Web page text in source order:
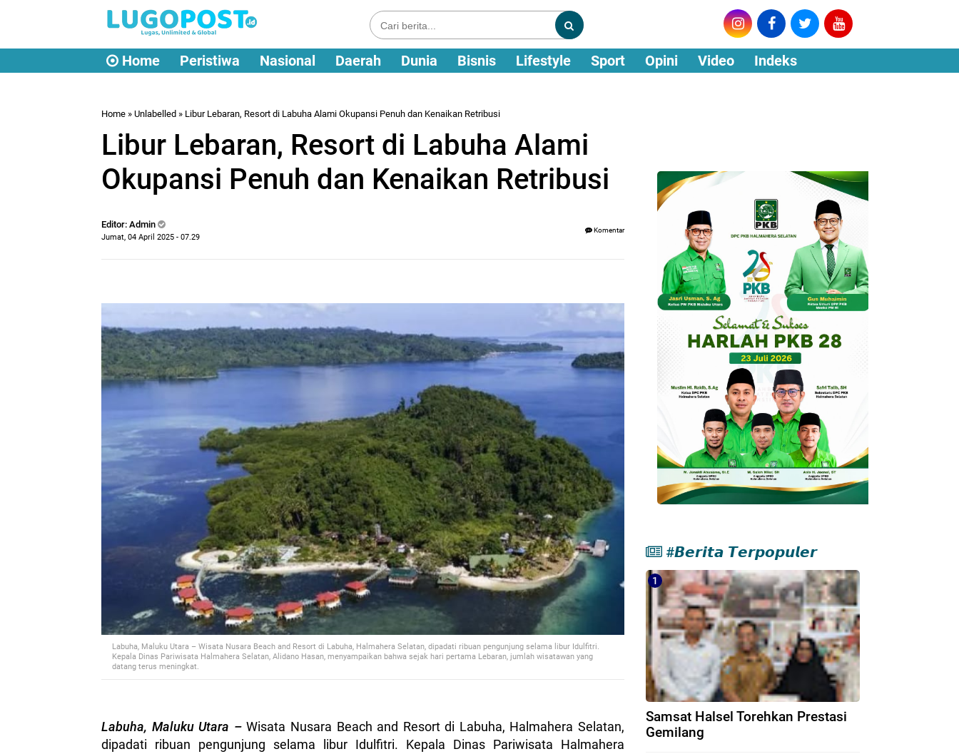
Home Peristiwa Nasional Daerah Dunia Bisnis Lifestyle Sport Opini Video Indeks
Home » Unlabelled » Libur Lebaran, Resort di Labuha Alami Okupansi Penuh dan Kenaikan Retribusi
Libur Lebaran, Resort di Labuha Alami
Okupansi Penuh dan Kenaikan Retribusi
Editor: Admin
Jumat, 04 April 2025 - 07.29
Komentar
Labuha, Maluku Utara – Wisata Nusara Beach and Resort di Labuha, Halmahera Selatan, dipadati ribuan pengunjung selama libur Idulfitri.
Kepala Dinas Pariwisata Halmahera Selatan, Alidano Hasan, menyampaikan bahwa sejak hari pertama Lebaran, jumlah wisatawan yang
datang terus meningkat.
Labuha, Maluku Utara –Wisata Nusara Beach and Resort di Labuha, Halmahera Selatan,
dipadati ribuan pengunjung selama libur Idulfitri. Kepala Dinas Pariwisata Halmahera
#𝘽𝙚𝙧𝙞𝙩𝙖 𝙏𝙚𝙧𝙥𝙤𝙥𝙪𝙡𝙚𝙧
Samsat Halsel Torehkan Prestasi
Gemilang